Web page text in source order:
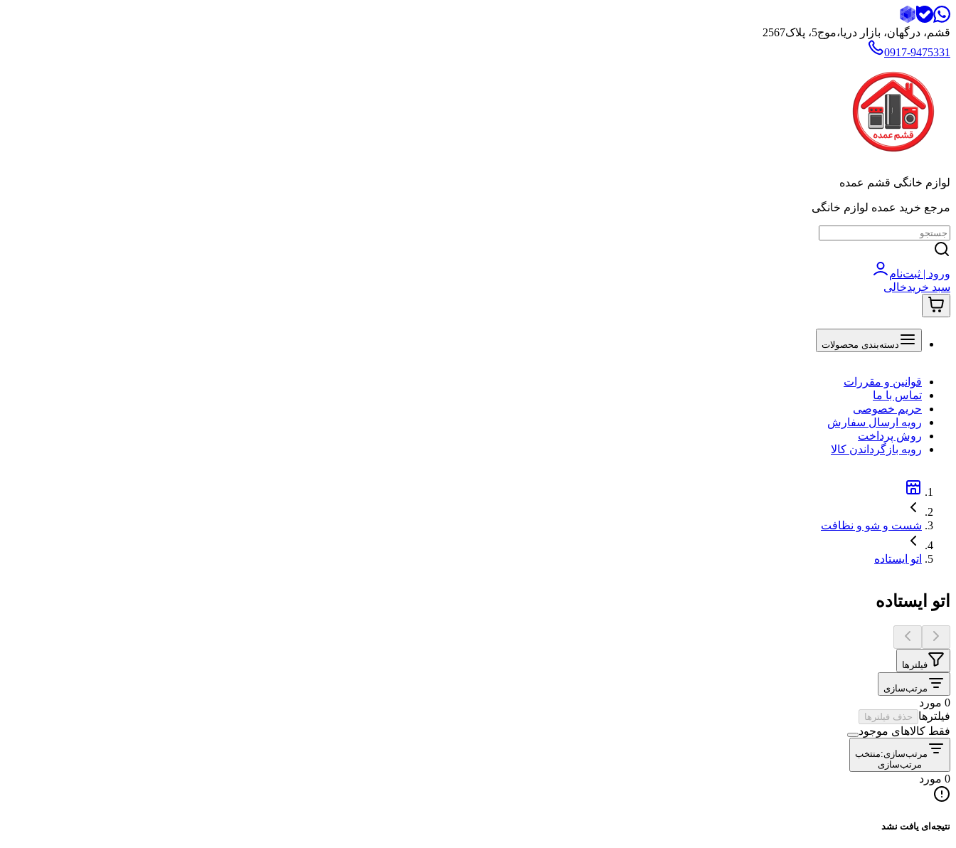
قشم، درگهان، بازار دریا،موج5، پلاک2567
0917-9475331
لوازم خانگی قشم عمده
مرجع خرید عمده لوازم خانگی
ورود | ثبت‌نام
سبد خریدخالی
دسته‌بندی محصولات
قوانین و مقررات
تماس با ما
حریم خصوصی
رویه ارسال سفارش
روش پرداخت
رویه بازگرداندن کالا
شست و شو و نظافت
اتو ایستاده
اتو ایستاده
فیلترها
مرتب‌سازی
0 مورد
فیلترها
حذف فیلترها
فقط کالاهای موجود
مرتب‌سازی:منتخب
مرتب‌سازی
0 مورد
نتیجه‌ای یافت نشد